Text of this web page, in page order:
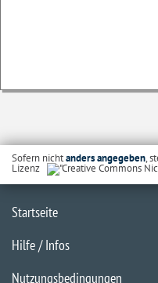
Sofern nichtanders angegeben,
Lizenz
Startseite
Hilfe / Infos
Nutzungsbedingungen